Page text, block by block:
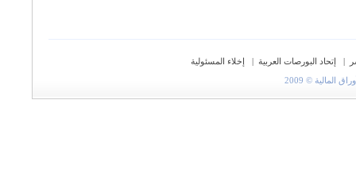
| إتحاد البورصات العربية |
إخلاء المسئولية
© 2009